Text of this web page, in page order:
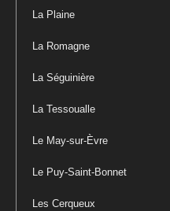
La Plaine
La Romagne
La Séguinière
La Tessoualle
Le May-sur-Èvre
Le Puy-Saint-Bonnet
Les Cerqueux